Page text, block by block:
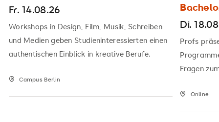
Fr. 14.08.26
Workshops in Design, Film, Musik, Schreiben
und Medien geben Studieninteressierten einen
authentischen Einblick in kreative Berufe.
Campus Berlin
Di.
Profs
Fragen
Online